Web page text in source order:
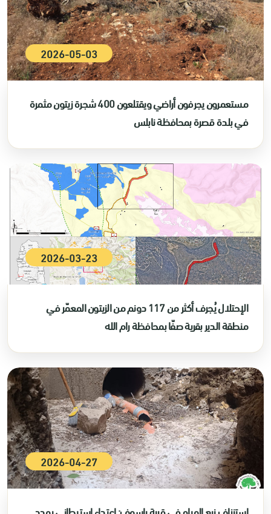
2026-05-03
مستعمرون يجرفون أراضي ويقتلعون 400 شجرة زيتون مثمرة
في بلدة قصرة بمحافظة نابلس
2026-03-23
الإحتلال يُجرف أكثر من 117 دونم من الزيتون المعمّر في
منطقة الدير بقرية صفّا بمحافظة رام الله
2026-04-27